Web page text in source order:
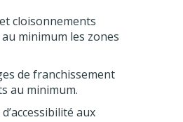
cloisonnements
minimum les zones
de franchissement
au minimum.
aux